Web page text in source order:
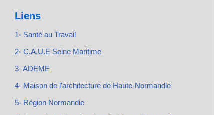
Liens
1- Santé au Travail
2- C.A.U.E Seine Maritime
3- ADEME
4- Maison de l'architecture de Haute-Normandie
5- Région Normandie